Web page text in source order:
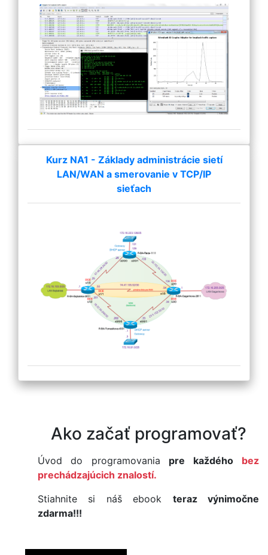
Kurz NA1 - Základy administrácie sietí
LAN/WAN a smerovanie v TCP/IP
sieťach
Ako začať programovať?
Úvod do programovania pre každého
bez
prechádzajúcich znalostí.
Stiahnite si náš ebook teraz výnimočne
zdarma!!!